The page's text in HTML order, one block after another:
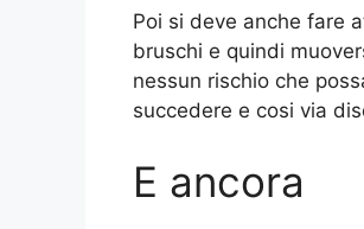
Poi si deve anche fare
bruschi e quindi
nessun rischio che
succedere e cosi via
E ancora